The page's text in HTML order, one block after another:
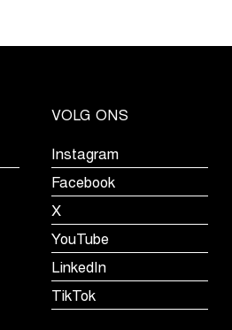
2027
VOLG ONS
Instagram
Facebook
X
YouTube
LinkedIn
TikTok